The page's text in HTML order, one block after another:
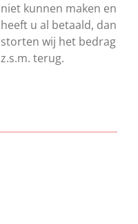
niet kunnen maken en
heeft u al betaald, dan
storten wij het bedrag
z.s.m. terug.